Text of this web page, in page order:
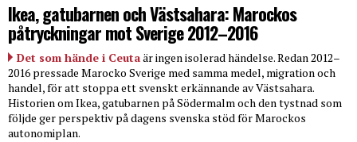
Ikea, gatubarnen och Västsahara: Marockos
påtryckningar mot Sverige 2012–2016
Det som hände i Ceutaär ingen isolerad händelse. Redan 2012–
2016 pressade Marocko Sverige med samma medel, migration och
handel, för att stoppa ett svenskt erkännande av Västsahara.
Historien om Ikea, gatubarnen på Södermalm och den tystnad som
följde ger perspektiv på dagens svenska stöd för Marockos
autonomiplan.